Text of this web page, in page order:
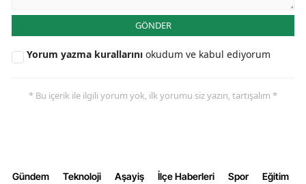
Muş
Niğde
Sakarya
GÖNDER
Yorum yazma kurallarını okudum ve kabul ediyorum
* Bu içerik ile ilgili yorum yok, ilk yorumu siz yazın, tartışalım *
Gündem Teknoloji Aşayiş İlçe Haberleri Spor Eğitim